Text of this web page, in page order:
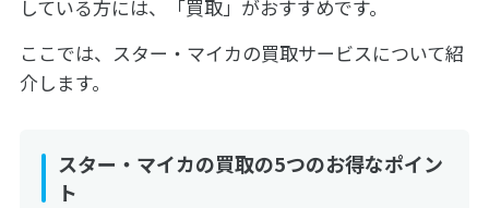
している方には、「買取」がおすすめです。
ここでは、スター・マイカの買取サービスについて紹
介します。
スター・マイカの買取の5つのお得なポイン
ト